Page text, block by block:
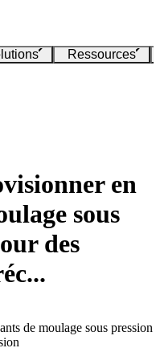
Ressources
en
sous
des
de moulage sous pression